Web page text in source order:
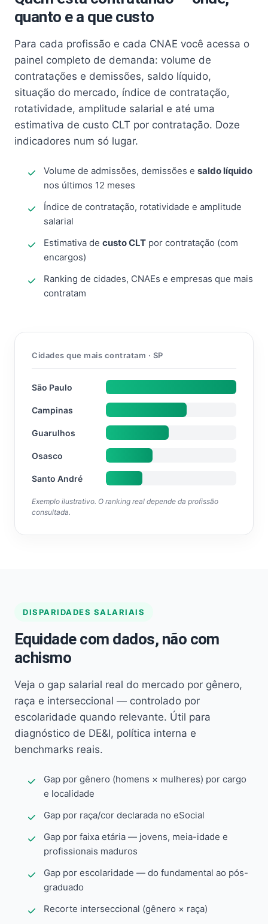
quanto e a que custo
Para cada profissão e cada CNAE você acessa o
painel completo de demanda: volume de
contratações e demissões, saldo líquido,
situação do mercado, índice de contratação,
rotatividade, amplitude salarial e até uma
estimativa de custo CLT por contratação. Doze
indicadores num só lugar.
Volume de admissões, demissões e saldo líquido
nos últimos 12 meses
Índice de contratação, rotatividade e amplitude
salarial
Estimativa de custo CLT por contratação (com
encargos)
Ranking de cidades, CNAEs e empresas que mais
contratam
Cidades que mais contratam · SP
São Paulo
Campinas
Guarulhos
Osasco
Santo André
Exemplo ilustrativo. O ranking real depende da profissão
consultada.
DISPARIDADES SALARIAIS
Equidade com dados, não com
achismo
Veja o gap salarial real do mercado por gênero,
raça e interseccional — controlado por
escolaridade quando relevante. Útil para
diagnóstico de DE&I, política interna e
benchmarks reais.
Gap por gênero (homens × mulheres) por cargo
e localidade
Gap por raça/cor declarada no eSocial
Gap por faixa etária — jovens, meia-idade e
profissionais maduros
Gap por escolaridade — do fundamental ao pós-
graduado
Recorte interseccional (gênero × raça)